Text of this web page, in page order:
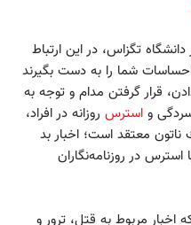
تگزاس، در این ارتباط
شما را به دست بگیرند
قرار گرفتن مدام و توجه به
و استرس روزانه در افراد،
معتقد است؛ اخبار بد
در روزنامه‌نگاران
مربوط به قتل، ترور و